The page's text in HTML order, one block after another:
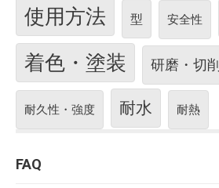
使用方法 型 安全性
着色・塗装 研磨・切削
耐久性・強度 耐水 耐熱
FAQ